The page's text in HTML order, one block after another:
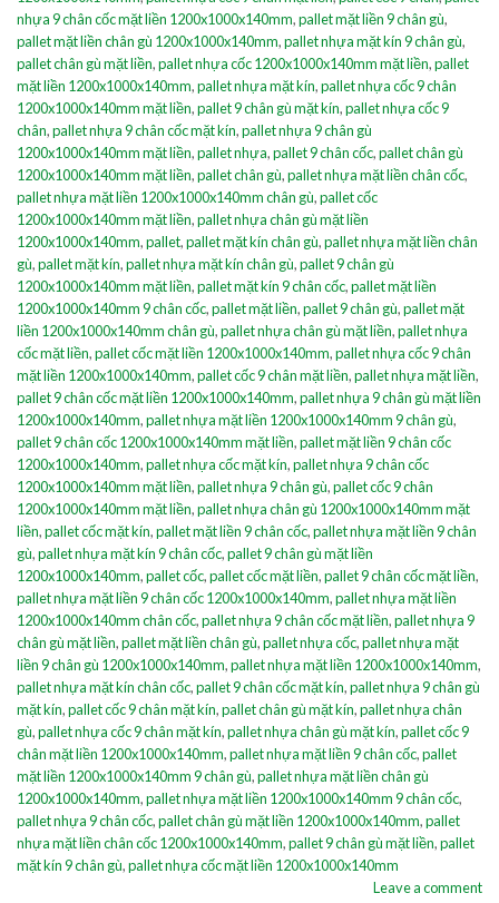
nhựa 9 chân cốc mặt liền 1200x1000x140mm,pallet mặt liền 9 chân gù,
pallet mặt liền chân gù 1200x1000x140mm,pallet nhựa mặt kín 9 chân gù,
pallet chân gù mặt liền,pallet nhựa cốc 1200x1000x140mm mặt liền,pallet
mặt liền 1200x1000x140mm,pallet nhựa mặt kín,pallet nhựa cốc 9 chân
1200x1000x140mm mặt liền,pallet 9 chân gù mặt kín,pallet nhựa cốc 9
chân,pallet nhựa 9 chân cốc mặt kín,pallet nhựa 9 chân gù
1200x1000x140mm mặt liền,pallet nhựa,pallet 9 chân cốc,pallet chân gù
1200x1000x140mm mặt liền,pallet chân gù,pallet nhựa mặt liền chân cốc,
pallet nhựa mặt liền 1200x1000x140mm chân gù,pallet cốc
1200x1000x140mm mặt liền,pallet nhựa chân gù mặt liền
1200x1000x140mm,pallet,pallet mặt kín chân gù,pallet nhựa mặt liền chân
gù,pallet mặt kín,pallet nhựa mặt kín chân gù,pallet 9 chân gù
1200x1000x140mm mặt liền,pallet mặt kín 9 chân cốc,pallet mặt liền
1200x1000x140mm 9 chân cốc,pallet mặt liền,pallet 9 chân gù,pallet mặt
liền 1200x1000x140mm chân gù,pallet nhựa chân gù mặt liền,pallet nhựa
cốc mặt liền,pallet cốc mặt liền 1200x1000x140mm,pallet nhựa cốc 9 chân
mặt liền 1200x1000x140mm,pallet cốc 9 chân mặt liền,pallet nhựa mặt liền,
pallet 9 chân cốc mặt liền 1200x1000x140mm,pallet nhựa 9 chân gù mặt liền
1200x1000x140mm,pallet nhựa mặt liền 1200x1000x140mm 9 chân gù,
pallet 9 chân cốc 1200x1000x140mm mặt liền,pallet mặt liền 9 chân cốc
1200x1000x140mm,pallet nhựa cốc mặt kín,pallet nhựa 9 chân cốc
1200x1000x140mm mặt liền,pallet nhựa 9 chân gù,pallet cốc 9 chân
1200x1000x140mm mặt liền,pallet nhựa chân gù 1200x1000x140mm mặt
liền,pallet cốc mặt kín,pallet mặt liền 9 chân cốc,pallet nhựa mặt liền 9 chân
gù,pallet nhựa mặt kín 9 chân cốc,pallet 9 chân gù mặt liền
1200x1000x140mm,pallet cốc,pallet cốc mặt liền,pallet 9 chân cốc mặt liền,
pallet nhựa mặt liền 9 chân cốc 1200x1000x140mm,pallet nhựa mặt liền
1200x1000x140mm chân cốc,pallet nhựa 9 chân cốc mặt liền,pallet nhựa 9
chân gù mặt liền,pallet mặt liền chân gù,pallet nhựa cốc,pallet nhựa mặt
liền 9 chân gù 1200x1000x140mm,pallet nhựa mặt liền 1200x1000x140mm,
pallet nhựa mặt kín chân cốc,pallet 9 chân cốc mặt kín,pallet nhựa 9 chân gù
mặt kín,pallet cốc 9 chân mặt kín,pallet chân gù mặt kín,pallet nhựa chân
gù,pallet nhựa cốc 9 chân mặt kín,pallet nhựa chân gù mặt kín,pallet cốc 9
chân mặt liền 1200x1000x140mm,pallet nhựa mặt liền 9 chân cốc,pallet
mặt liền 1200x1000x140mm 9 chân gù,pallet nhựa mặt liền chân gù
1200x1000x140mm,pallet nhựa mặt liền 1200x1000x140mm 9 chân cốc,
pallet nhựa 9 chân cốc,pallet chân gù mặt liền 1200x1000x140mm,pallet
nhựa mặt liền chân cốc 1200x1000x140mm,pallet 9 chân gù mặt liền,pallet
mặt kín 9 chân gù,pallet nhựa cốc mặt liền 1200x1000x140mm
Leave a comment